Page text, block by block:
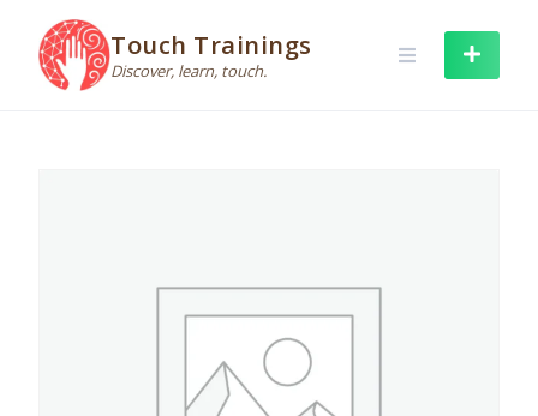
content
Touch Trainings
Discover, learn, touch.